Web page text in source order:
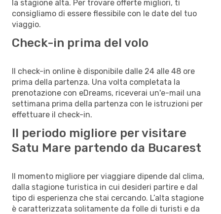
la stagione alta. Per trovare offerte migliori, ti
consigliamo di essere flessibile con le date del tuo
viaggio.
Check-in prima del volo
Il check-in online è disponibile dalle 24 alle 48 ore
prima della partenza. Una volta completata la
prenotazione con eDreams, riceverai un'e-mail una
settimana prima della partenza con le istruzioni per
effettuare il check-in.
Il periodo migliore per visitare
Satu Mare partendo da Bucarest
Il momento migliore per viaggiare dipende dal clima,
dalla stagione turistica in cui desideri partire e dal
tipo di esperienza che stai cercando. L’alta stagione
è caratterizzata solitamente da folle di turisti e da